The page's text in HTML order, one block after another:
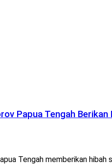
Papua Tengah
Tengah memberikan